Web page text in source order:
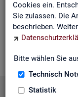
Cookies ein.
Sie zulassen. Die
beschrieben.
Bitte wählen Sie
Technisch
Statistik
Die Sta­tis­tik derBA
und
einen spe­zi­el­len
back zu un­se­ren